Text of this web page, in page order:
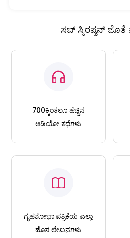
ಸಬ್ ಸ್ಕಿರಪ್ಶನ್
700ಕ್ಕಿಂತಲೂ ಹೆಚ್ಚಿನ
ಆಡಿಯೋ ಕಥೆಗಳು
ಗೃಹಶೋಭಾ ಪತ್ರಿಕೆಯ ಎಲ್ಲಾ
ಹೊಸ ಲೇಖನಗಳು